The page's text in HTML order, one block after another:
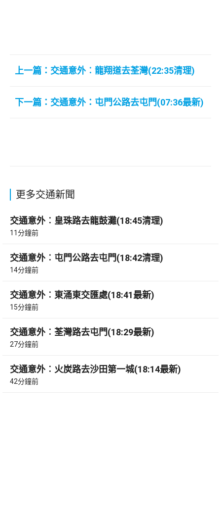
上一篇：交通意外︰龍翔道去荃灣(22:35清理)
下一篇：交通意外：屯門公路去屯門(07:36最新)
更多交通新聞
交通意外︰皇珠路去龍鼓灘(18:45清理)
11分鐘前
交通意外︰屯門公路去屯門(18:42清理)
14分鐘前
交通意外︰東涌東交匯處(18:41最新)
15分鐘前
交通意外︰荃灣路去屯門(18:29最新)
27分鐘前
交通意外︰火炭路去沙田第一城(18:14最新)
42分鐘前